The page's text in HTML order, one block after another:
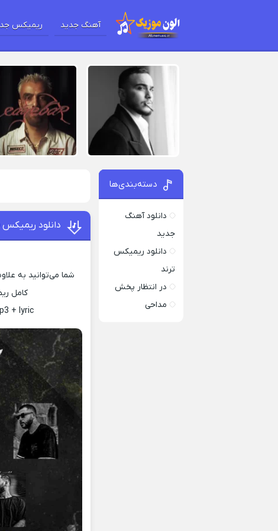
آهنگ جدید ریمیکس
دانلود ریمیکس
شما می‌توانید به
کامل
+ lyric
دسته‌بندی‌ها
دانلود آهنگ
جدید
دانلود ریمیکس
ترند
در انتظار پخش
مداحی